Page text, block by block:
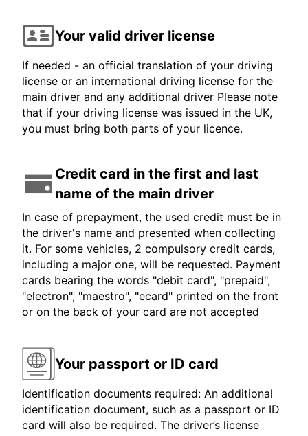
Your valid driver license
If needed - an official translation of your driving
license or an international driving license for the
main driver and any additional driver Please note
that if your driving license was issued in the UK,
you must bring both parts of your licence.
Credit card in the first and last
name of the main driver
In case of prepayment, the used credit must be in
the driver's name and presented when collecting
it. For some vehicles, 2 compulsory credit cards,
including a major one, will be requested. Payment
cards bearing the words "debit card", "prepaid",
"electron", "maestro", "ecard" printed on the front
or on the back of your card are not accepted
Your passport or ID card
Identification documents required: An additional
identification document, such as a passport or ID
card will also be required. The driver’s license